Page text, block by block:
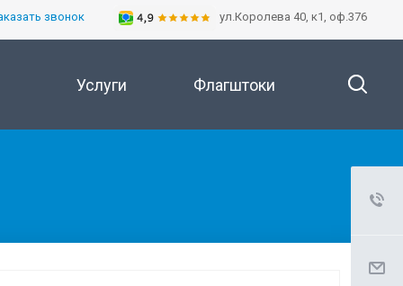
ул.Королева 40, к1, оф.376
звонок
Услуги Флагштоки